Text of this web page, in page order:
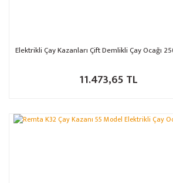
Elektrikli Çay Kazanları Çift Demlikli Çay Ocağı
11.473,65 TL